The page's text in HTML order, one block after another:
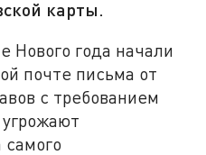
карты.
Нового года начали
почте письма от
с требованием
самого